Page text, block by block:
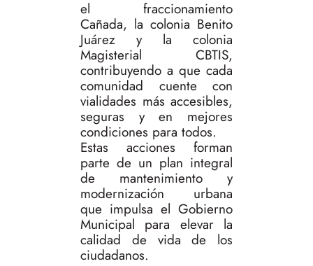
el fraccionamiento
Cañada, la colonia Benito
Juárez y la colonia
Magisterial CBTIS,
contribuyendo a que cada
comunidad cuente con
vialidades más accesibles,
seguras y en mejores
condiciones para todos.
Estas acciones forman
parte de un plan integral
de mantenimiento y
modernización urbana
que impulsa el Gobierno
Municipal para elevar la
calidad de vida de los
ciudadanos.